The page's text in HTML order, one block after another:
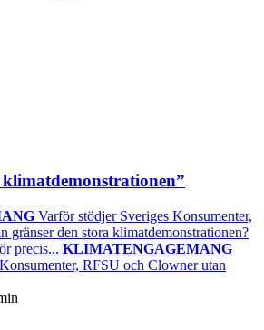
Varför stödjer Sveriges Konsumenter,
gränser den stora klimatdemonstrationen?
precis... KLIMATENGAGEMANG
RFSU och Clowner utan